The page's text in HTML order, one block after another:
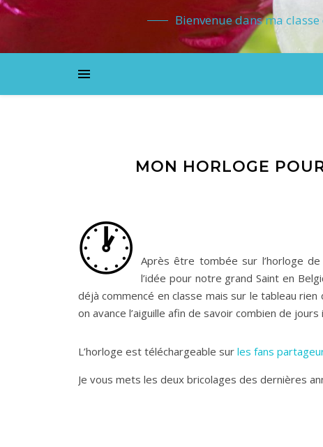
Bienvenue dans ma
MON HORLOGE
🕐 Après être tombée sur l’horloge
l’idée pour notre grand Saint en
déjà commencé en classe mais sur le tableau
on avance l’aiguille afin de savoir combien de
L’horloge est téléchargeable sur les fans
Je vous mets les deux bricolages des dernières